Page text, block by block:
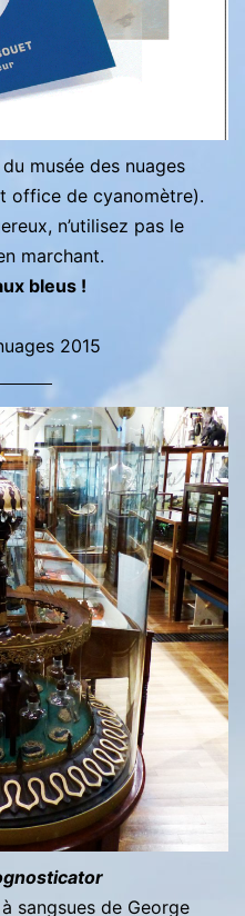
musée des nuages
office de cyanomètre).
n’utilisez pas le
marchant.
bleus !
2015
sangsues de George